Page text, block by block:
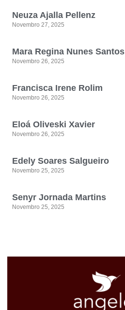
Neuza Ajalla Pellenz
Novembro 27, 2025
Mara Regina Nunes Santos
Novembro 26, 2025
Francisca Irene Rolim
Novembro 26, 2025
Eloá Oliveski Xavier
Novembro 26, 2025
Edely Soares Salgueiro
Novembro 25, 2025
Senyr Jornada Martins
Novembro 25, 2025